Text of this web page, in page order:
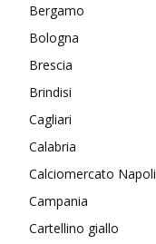
Bergamo
Bologna
Brescia
Brindisi
Cagliari
Calabria
Calciomercato Napoli
Campania
Cartellino giallo